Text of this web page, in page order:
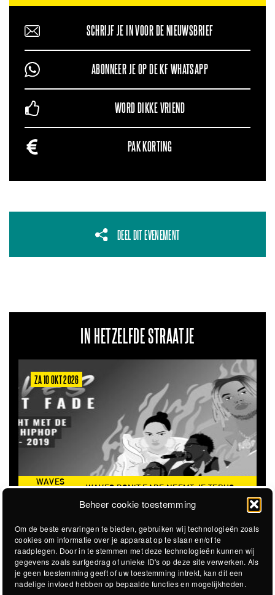
Beheer cookie toestemming
Om de beste ervaringen te bieden, gebruiken wij technologieën zoals
cookies om informatie over je apparaat op te slaan en/of te
raadplegen. Door in te stemmen met deze technologieën kunnen wij
gegevens zoals surfgedrag of unieke ID's op deze site verwerken. Als
je geen toestemming geeft of uw toestemming intrekt, kan dit een
nadelige invloed hebben op bepaalde functies en mogelijkheden.
SCHRIJF JE IN VOOR DE NIEUWSBRIEF
ABONNEER JE OP DE KF WHATSAPP
WORD DIKKE VRIEND
PAK KORTING
DEEL DIT EVENEMENT
IN HETZELFDE STRAATJE
ZA 10 OKT 2026
WAVES
WAVES DON'T FADE NEEMT JE TERUG
NAAR DE ICONISCHE ZOMER VAN 2016